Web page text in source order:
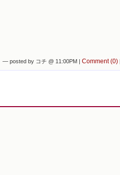
— posted by コチ @ 11:00PM | Comment (0)|